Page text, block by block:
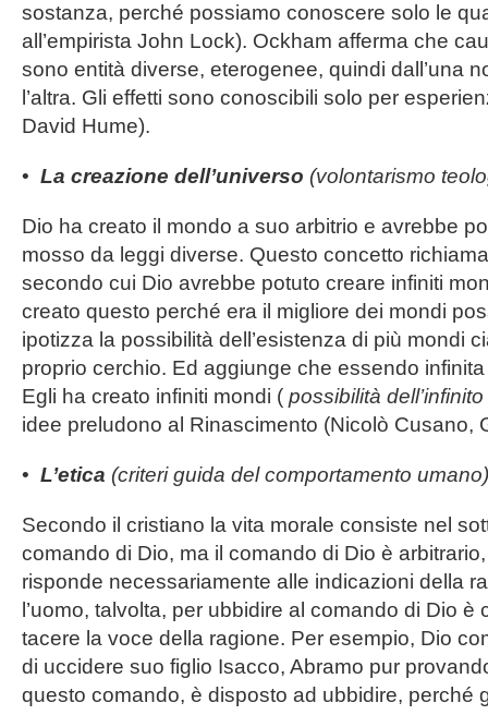
sostanza, perché possiamo conoscere solo le
all’empirista John Lock). Ockham afferma che
sono entità diverse, eterogenee, quindi dall’una
l’altra. Gli effetti sono conoscibili solo per
David Hume).
• La creazione dell’universo (volontarismo
Dio ha creato il mondo a suo arbitrio e avrebbe
mosso da leggi diverse. Questo concetto
secondo cui Dio avrebbe potuto creare infiniti
creato questo perché era il migliore dei mondi
ipotizza la possibilità dell’esistenza di più mondi
proprio cerchio. Ed aggiunge che essendo
Egli ha creato infiniti mondi ( possibilità
idee preludono al Rinascimento (Nicolò Cusano,
• L’etica (criteri guida del comportamento umano)
Secondo il cristiano la vita morale consiste nel
comando di Dio, ma il comando di Dio è
risponde necessariamente alle indicazioni della
l’uomo, talvolta, per ubbidire al comando di Dio è
tacere la voce della ragione. Per esempio, Dio
di uccidere suo figlio Isacco, Abramo pur
questo comando, è disposto ad ubbidire, perché